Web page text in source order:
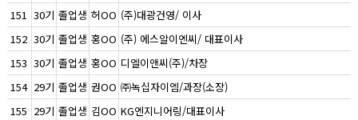
151 30기 졸업생 허OO (주)대광건영/ 이사
152 30기 졸업생 홍OO (주) 에스알이엔씨/ 대표이사
153 30기 졸업생 홍OO 디엘이앤씨(주)/차장
154 29기 졸업생 권OO ㈜녹십자이엠/과장(소장)
155 29기 졸업생 김OO KG엔지니어링/대표이사